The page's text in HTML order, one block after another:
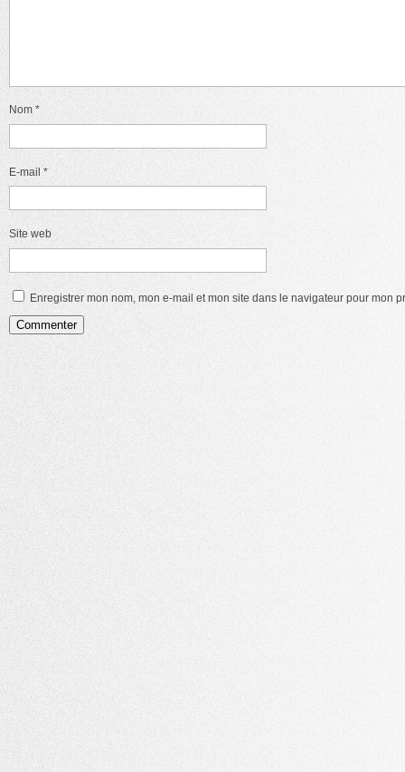
Nom *
E-mail *
Site web
Enregistrer mon nom, mon e-mail et mon site dans le navigateur pour mon